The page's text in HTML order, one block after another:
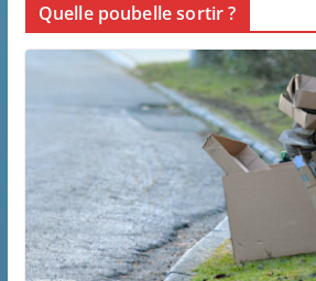
Quelle poubelle sortir ?